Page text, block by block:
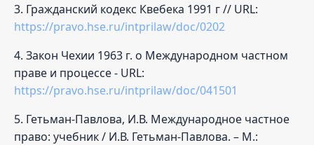
3. Гражданский кодекс Квебека 1991 г // URL:
https://pravo.hse.ru/intprilaw/doc/0202
4. Закон Чехии 1963 г. о Международном частном
праве и процессе - URL:
https://pravo.hse.ru/intprilaw/doc/041501
5. Гетьман-Павлова, И.В. Международное частное
право: учебник / И.В. Гетьман-Павлова. – М.: